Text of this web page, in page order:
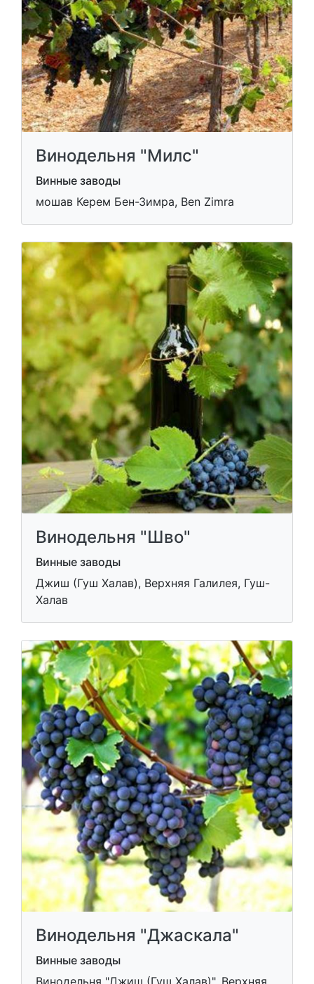
Винодельня "Милс"
Винные заводы
мошав Керем Бен-Зимра, Ben Zimra
Винодельня "Шво"
Винные заводы
Джиш (Гуш Халав), Верхняя Галилея, Гуш-
Халав
Винодельня "Джаскала"
Винные заводы
Винодельня "Джиш (Гуш Халав)", Верхняя